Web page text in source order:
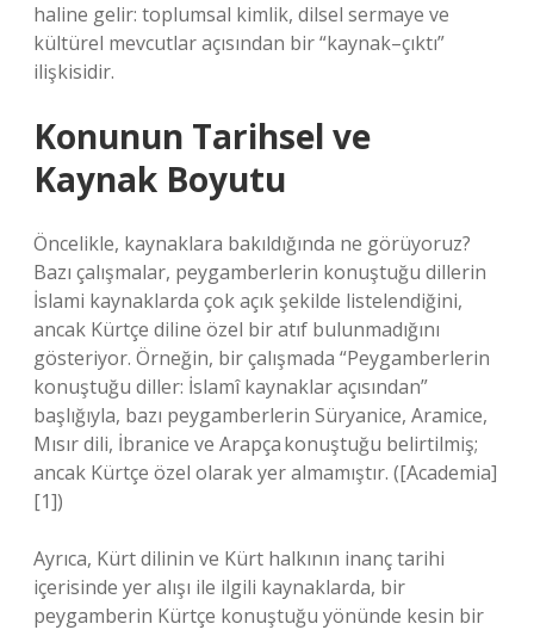
haline gelir: toplumsal kimlik, dilsel sermaye ve
kültürel mevcutlar açısından bir “kaynak–çıktı”
ilişkisidir.
Konunun Tarihsel ve
Kaynak Boyutu
Öncelikle, kaynaklara bakıldığında ne görüyoruz?
Bazı çalışmalar, peygamberlerin konuştuğu dillerin
İslami kaynaklarda çok açık şekilde listelendiğini,
ancak Kürtçe diline özel bir atıf bulunmadığını
gösteriyor. Örneğin, bir çalışmada “Peygamberlerin
konuştuğu diller: İslamî kaynaklar açısından”
başlığıyla, bazı peygamberlerin Süryanice, Aramice,
Mısır dili, İbranice ve Arapça konuştuğu belirtilmiş;
ancak Kürtçe özel olarak yer almamıştır. ([Academia]
[1])
Ayrıca, Kürt dilinin ve Kürt halkının inanç tarihi
içerisinde yer alışı ile ilgili kaynaklarda, bir
peygamberin Kürtçe konuştuğu yönünde kesin bir